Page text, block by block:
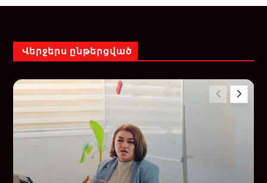
Վերջերս ընթերցված